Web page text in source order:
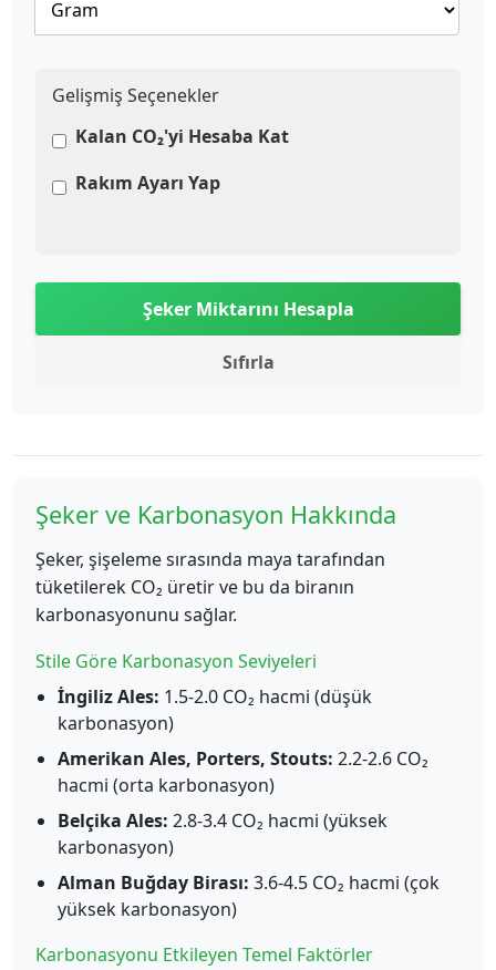
Gelişmiş Seçenekler
Kalan CO₂'yi Hesaba Kat
Rakım Ayarı Yap
Şeker Miktarını Hesapla
Sıfırla
Şeker ve Karbonasyon Hakkında
Şeker, şişeleme sırasında maya tarafından
tüketilerek CO₂ üretir ve bu da biranın
karbonasyonunu sağlar.
Stile Göre Karbonasyon Seviyeleri
İngiliz Ales: 1.5-2.0 CO₂ hacmi (düşük
karbonasyon)
Amerikan Ales, Porters, Stouts: 2.2-2.6 CO₂
hacmi (orta karbonasyon)
Belçika Ales: 2.8-3.4 CO₂ hacmi (yüksek
karbonasyon)
Alman Buğday Birası: 3.6-4.5 CO₂ hacmi (çok
yüksek karbonasyon)
Karbonasyonu Etkileyen Temel Faktörler